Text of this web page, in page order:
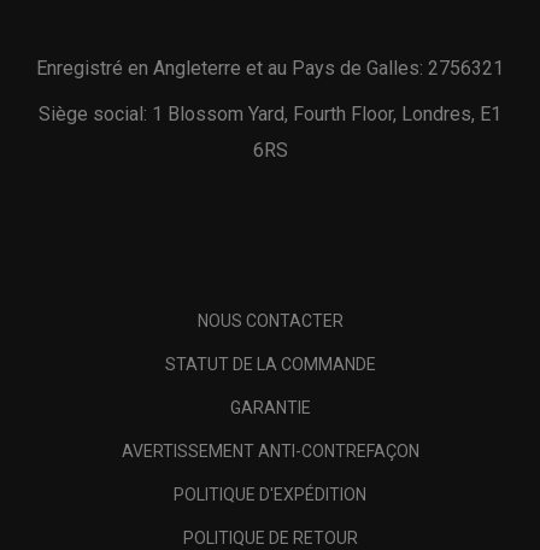
Enregistré en Angleterre et au Pays de Galles: 2756321
Siège social: 1 Blossom Yard, Fourth Floor, Londres, E1
6RS
NOUS CONTACTER
STATUT DE LA COMMANDE
GARANTIE
AVERTISSEMENT ANTI-CONTREFAÇON
POLITIQUE D'EXPÉDITION
POLITIQUE DE RETOUR